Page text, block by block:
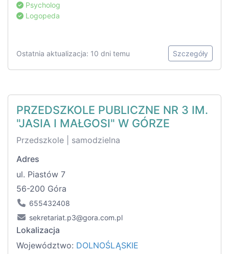
Psycholog
Logopeda
Ostatnia aktualizacja: 10 dni temu Szczegóły
PRZEDSZKOLE PUBLICZNE NR 3 IM.
"JASIA I MAŁGOSI" W GÓRZE
Przedszkole | samodzielna
Adres
ul. Piastów 7
56-200 Góra
655432408
sekretariat.p3@gora.com.pl
Lokalizacja
Województwo: DOLNOŚLĄSKIE